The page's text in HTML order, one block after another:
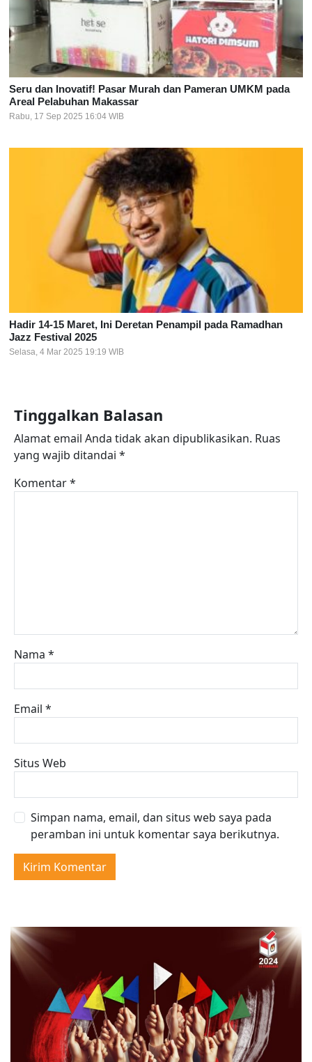
Seru dan Inovatif! Pasar Murah dan Pameran UMKM pada
Areal Pelabuhan Makassar
Rabu, 17 Sep 2025 16:04 WIB
Hadir 14-15 Maret, Ini Deretan Penampil pada Ramadhan
Jazz Festival 2025
Selasa, 4 Mar 2025 19:19 WIB
Tinggalkan Balasan
Alamat email Anda tidak akan dipublikasikan. Ruas
yang wajib ditandai *
Komentar*
Nama *
Email *
Situs Web
Simpan nama, email, dan situs web saya pada
peramban ini untuk komentar saya berikutnya.